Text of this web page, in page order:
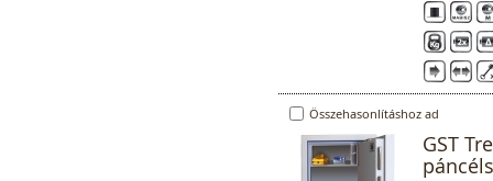
Összehasonlításhoz ad
GST